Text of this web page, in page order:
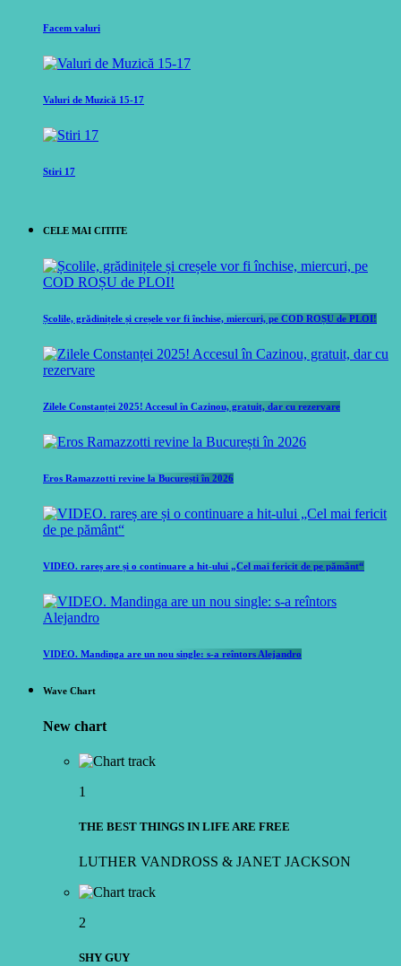
Facem valuri
Valuri de Muzică 15-17
Stiri 17
CELE MAI CITITE
Școlile, grădinițele și creșele vor fi închise, miercuri, pe COD ROȘU de PLOI!
Zilele Constanței 2025! Accesul în Cazinou, gratuit, dar cu rezervare
Eros Ramazzotti revine la București în 2026
VIDEO. rareș are și o continuare a hit-ului „Cel mai fericit de pe pământ“
VIDEO. Mandinga are un nou single: s-a reîntors Alejandro
Wave Chart
New chart
1
THE BEST THINGS IN LIFE ARE FREE
LUTHER VANDROSS & JANET JACKSON
2
SHY GUY